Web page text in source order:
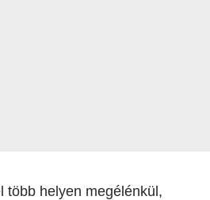
több helyen megélénkül,